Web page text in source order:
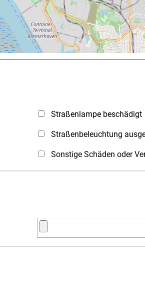
Straßenlampe beschädigt
Straßenbeleuchtung
Sonstige Schäden oder